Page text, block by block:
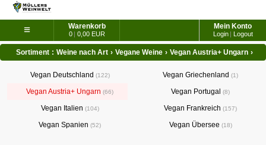
≡ Warenkorb
0 | 0,00 EUR
Mein Konto
Login | Logout
Sortiment : Weine nach Art › Vegane Weine › Vegan Austria+ Ungarn ›
Vegan Deutschland 122
Vegan Austria+ Ungarn 66
Vegan Italien 104
Vegan Spanien 52
Vegan Griechenland 1
Vegan Portugal 8
Vegan Frankreich 157
Vegan Übersee 18